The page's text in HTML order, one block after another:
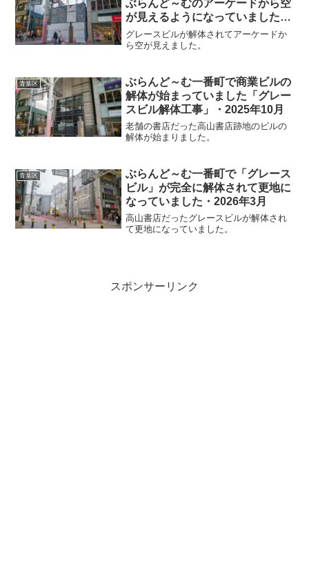
ぶらんど～むのアーケードから空
が見えるようになっていました・
2026年1月
グレースビルが解体されてアーケードか
ら空が見えました。
青葉区
ぶらんど～む一番町で商業ビルの
解体が始まっていました「グレー
スビル解体工事」・2025年10月
老舗の書店だった高山書店跡地のビルの
解体が始まりました。
青葉区
ぶらんど～む一番町で「グレース
ビル」が完全に解体されて更地に
なっていました・2026年3月
高山書店だったグレースビルが解体され
て更地になっていました。
スポンサーリンク